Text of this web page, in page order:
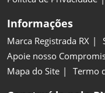
Informações
Marca Registrada RX
Apoie nosso
Mapa do Site
Termo